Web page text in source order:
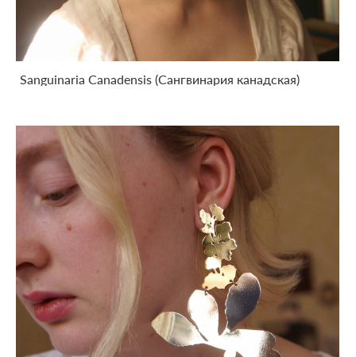
Sanguinaria Canadensis (Сангвинария канадская)